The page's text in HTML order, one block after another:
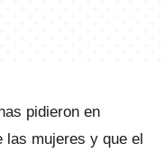
pidieron en
las mujeres y que el